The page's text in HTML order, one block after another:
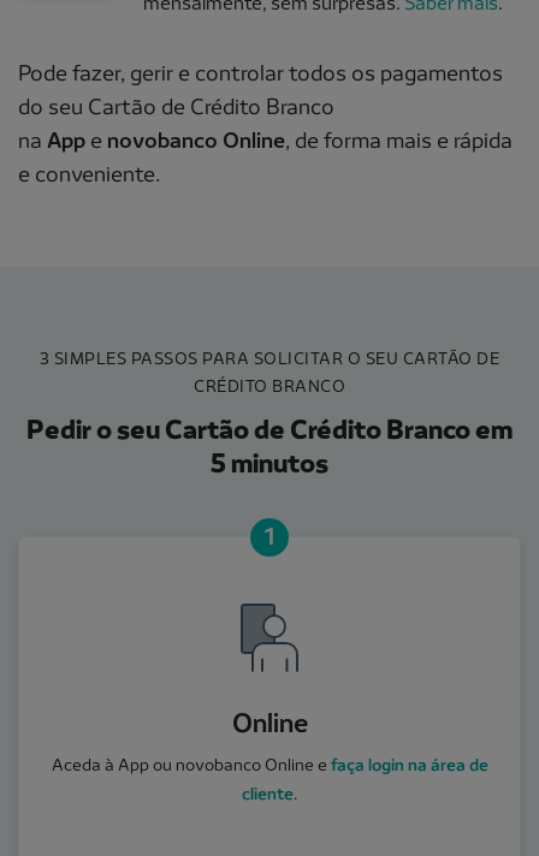
Pode fazer, gerir e controlar todos os pagamentos
do seu Cartão de Crédito Branco
na App e novobanco Online, de forma mais e rápida
e conveniente.
3 SIMPLES PASSOS PARA SOLICITAR O SEU CARTÃO DE
CRÉDITO BRANCO
Pedir o seu Cartão de Crédito Branco em
5 minutos
1
Online
Aceda à App ou novobanco Online e faça login na área de
cliente.